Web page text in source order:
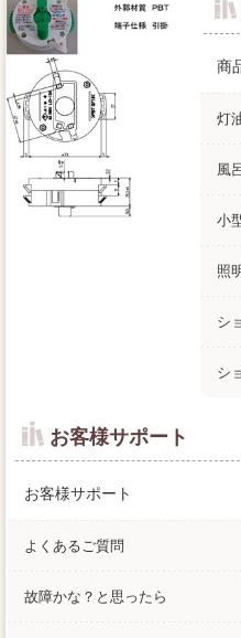
採用情報
会社案内
商
灯
風
小
照
シ
シ
お客様サポート
お客様サポート
よくあるご質問
故障かな？と思ったら